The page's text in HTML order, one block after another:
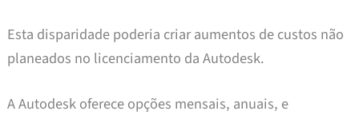
Esta disparidade poderia criar aumentos de custos não
planeados no licenciamento da Autodesk.
A Autodesk oferece opções mensais, anuais, e